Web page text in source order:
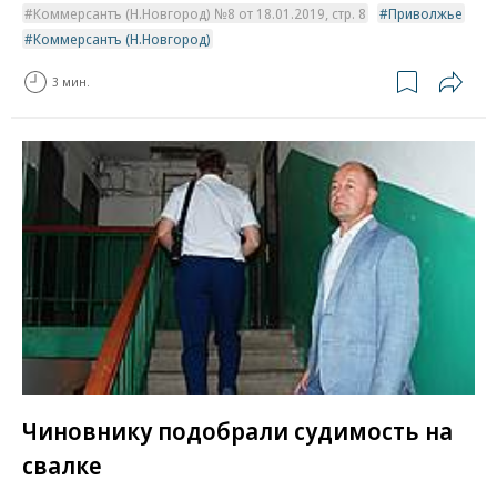
Коммерсантъ (Н.Новгород) №8 от 18.01.2019, стр. 8
Приволжье
Коммерсантъ (Н.Новгород)
3 мин.
Чиновнику подобрали судимость на
свалке